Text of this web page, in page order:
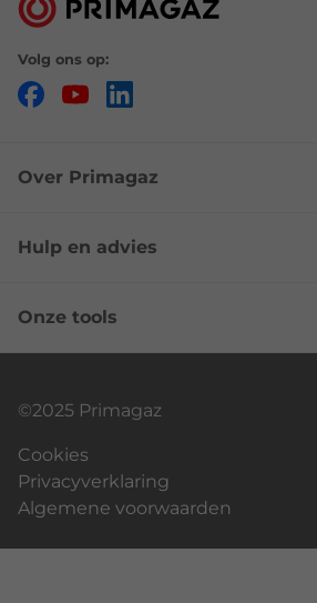
Volg ons op:
FacebookYouTube
Over Primagaz
Hulp en advies
Onze tools
©2025 Primagaz
Cookies
Privacyverklaring
Algemene voorwaarden